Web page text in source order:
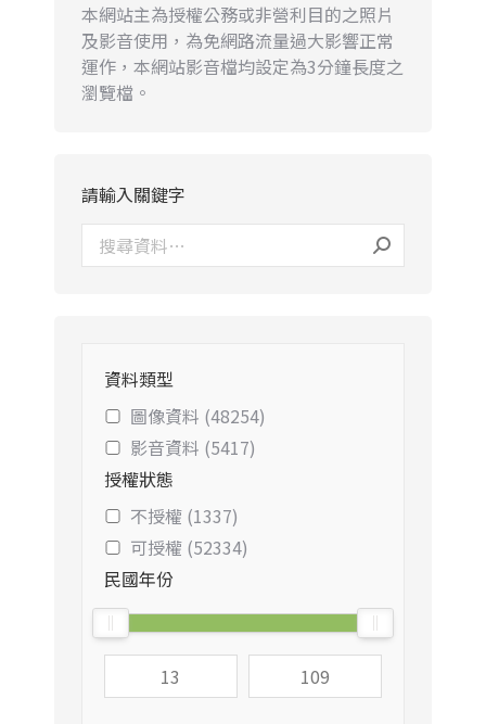
本網站主為授權公務或非營利目的之照片
及影音使用，為免網路流量過大影響正常
運作，本網站影音檔均設定為3分鐘長度之
瀏覽檔。
請輸入關鍵字
資料類型
圖像資料 (48254)
影音資料 (5417)
授權狀態
不授權 (1337)
可授權 (52334)
民國年份